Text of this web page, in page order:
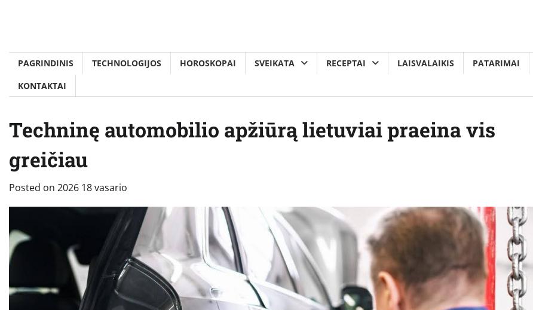
PAGRINDINIS TECHNOLOGIJOS HOROSKOPAI SVEIKATA RECEPTAI LAISVALAIKIS PATARIMAI
KONTAKTAI
Techninę automobilio apžiūrą lietuviai praeina vis
greičiau
Posted on 2026 18 vasario